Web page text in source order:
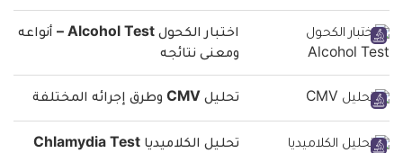
اختبار الكحول Alcohol Test – أنواعه
ومعنى نتائجه
تحليل CMV وطرق إجرائه المختلفة
تحليل الكلاميديا Chlamydia Test